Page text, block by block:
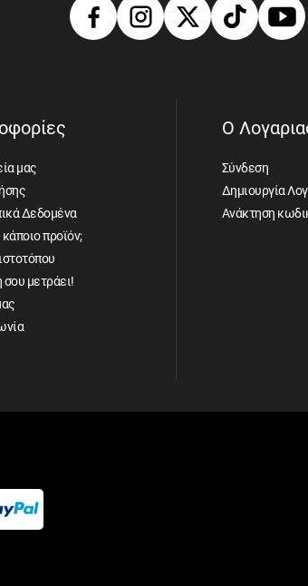
μας
Δεδομένα
προϊόν;
μετράει!
Ο
Σύνδεση
Δημιουργία
Ανάκτηση